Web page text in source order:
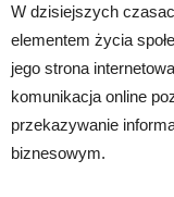
W dzisiejszych
elementem życia
jego strona
komunikacja online
przekazywanie
biznesowym.